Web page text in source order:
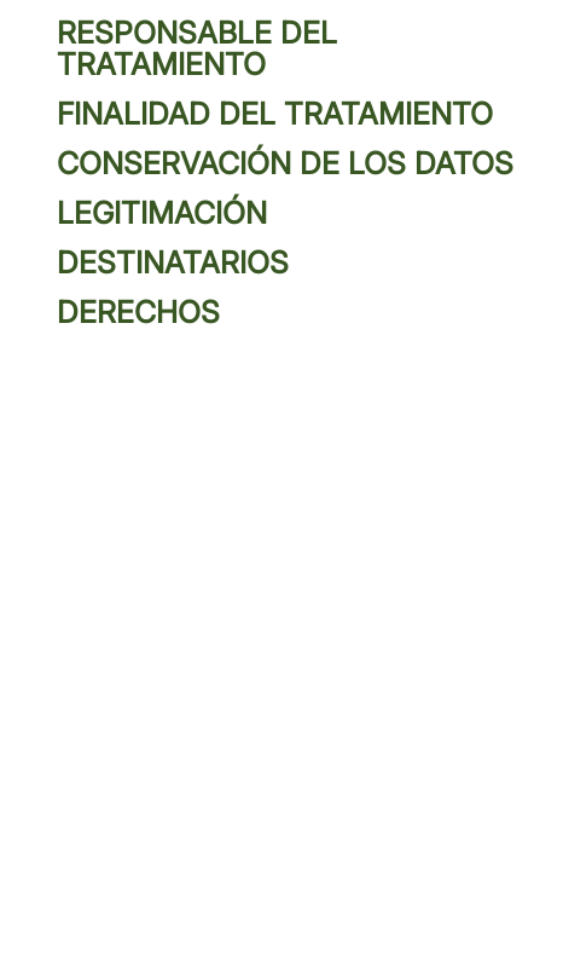
RESPONSABLE DEL
TRATAMIENTO
FINALIDAD DEL TRATAMIENTO
CONSERVACIÓN DE LOS DATOS
LEGITIMACIÓN
DESTINATARIOS
DERECHOS